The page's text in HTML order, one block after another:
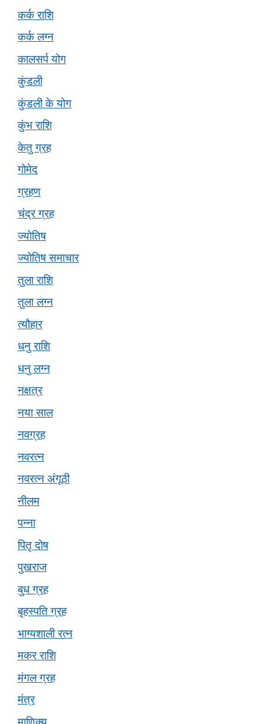
कर्क राशि
कर्क लग्न
कालसर्प योग
कुंडली
कुंडली के योग
कुंभ राशि
केतु ग्रह
गोमेद
ग्रहण
चंद्र ग्रह
ज्योतिष
ज्योतिष समाचार
तुला राशि
तुला लग्न
त्यौहार
धनु राशि
धनु लग्न
नक्षत्र
नया साल
नवग्रह
नवरत्न
नवरत्न अंगूठी
नीलम
पन्ना
पितृ दोष
पुखराज
बुध ग्रह
बृहस्पति ग्रह
भाग्यशाली रत्न
मकर राशि
मंगल ग्रह
मंत्र